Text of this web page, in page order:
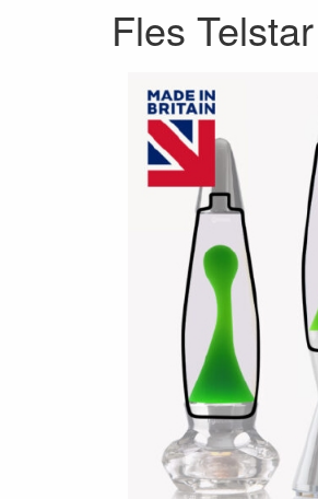
Fles